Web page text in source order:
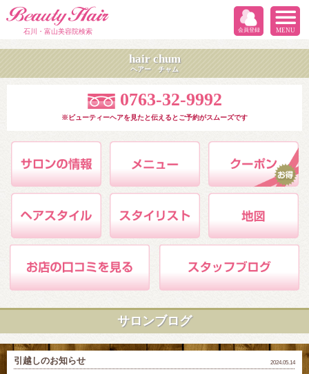
石川・富山美容院検索 MENU
会員登録
hair chum
ヘアー チャム
0763-32-9992
※ビューティーヘアを見たと伝えるとご予約がスムーズです
サロンブログ
2024.05.14
引越しのお知らせ